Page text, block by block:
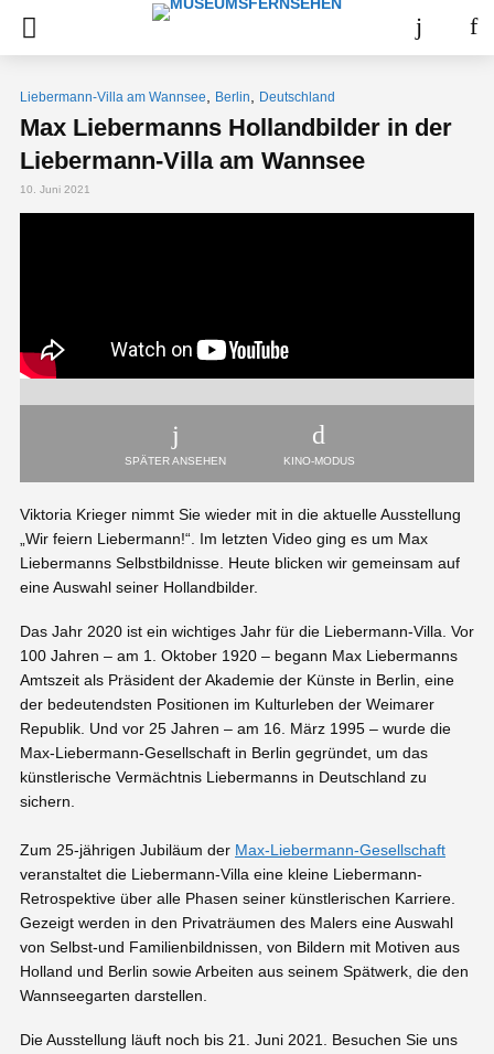
Liebermann-Villa am Wannsee Berlin Deutschland
Max Liebermanns Hollandbilder in der
Liebermann-Villa am Wannsee
10. Juni 2021
SPÄTER ANSEHEN KINO-MODUS
Viktoria Krieger nimmt Sie wieder mit in die aktuelle Ausstellung
„Wir feiern Liebermann!“. Im letzten Video ging es um Max
Liebermanns Selbstbildnisse. Heute blicken wir gemeinsam auf
eine Auswahl seiner Hollandbilder.
Das Jahr 2020 ist ein wichtiges Jahr für die Liebermann-Villa. Vor
100 Jahren – am 1. Oktober 1920 – begann Max Liebermanns
Amtszeit als Präsident der Akademie der Künste in Berlin, eine
der bedeutendsten Positionen im Kulturleben der Weimarer
Republik. Und vor 25 Jahren – am 16. März 1995 – wurde die
Max-Liebermann-Gesellschaft in Berlin gegründet, um das
künstlerische Vermächtnis Liebermanns in Deutschland zu
sichern.
Zum 25-jährigen Jubiläum der Max-Liebermann-Gesellschaft
veranstaltet die Liebermann-Villa eine kleine Liebermann-
Retrospektive über alle Phasen seiner künstlerischen Karriere.
Gezeigt werden in den Privaträumen des Malers eine Auswahl
von Selbst-und Familienbildnissen, von Bildern mit Motiven aus
Holland und Berlin sowie Arbeiten aus seinem Spätwerk, die den
Wannseegarten darstellen.
Die Ausstellung läuft noch bis 21. Juni 2021. Besuchen Sie uns